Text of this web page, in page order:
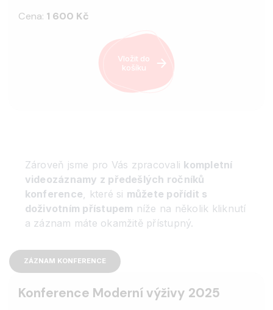
Cena: 1 600 Kč
Vložit do
košíku
Zároveň jsme pro Vás zpracovali kompletní
videozáznamy z předešlých ročníků
konference , které si můžete pořídit s
doživotním přístupem níže na několik kliknutí
a záznam máte okamžitě přístupný.
ZÁZNAM KONFERENCE
Konference Moderní výživy 2025